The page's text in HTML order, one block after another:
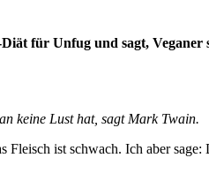
für Unfug und sagt, Veganer
keine Lust hat, sagt Mark Twain.
Fleisch ist schwach. Ich aber sage: